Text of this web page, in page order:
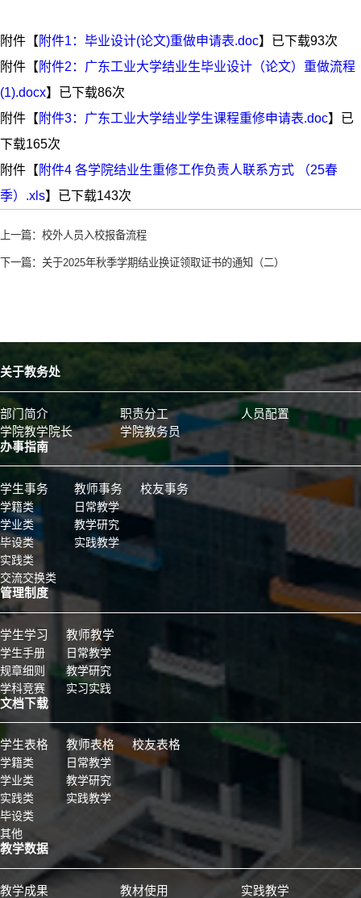
附件【 附件1：毕业设计(论文)重做申请表.doc】已下载93次
附件【 附件2：广东工业大学结业生毕业设计（论文）重做流程
(1).docx】已下载86次
附件【 附件3：广东工业大学结业学生课程重修申请表.doc】已
下载165次
附件【 附件4 各学院结业生重修工作负责人联系方式 （25春
季）.xls】已下载143次
上一篇： 校外人员入校报备流程
下一篇： 关于2025年秋季学期结业换证领取证书的通知（二）
关于教务处
部门简介 职责分工
人员配置
学院教学院长
学院教务员
办事指南
学生事务
学籍类
学业类
毕设类
实践类
交流交换类
教师事务
日常教学
教学研究
实践教学
校友事务
管理制度
学生学习
学生手册
规章细则
学科竞赛
教师教学
日常教学
教学研究
实习实践
文档下载
学生表格
学籍类
学业类
实践类
毕设类
其他
教师表格
日常教学
教学研究
实践教学
校友表格
教学数据
教学成果 教材使用 实践教学